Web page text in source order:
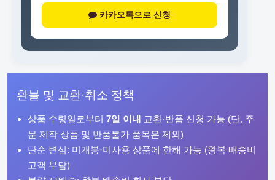
카카오톡으로 신청
환불 및 교환·취소 정책
상품 수령일로부터 7일 이내 교환·반품 신청 가능 (단, 주
문 제작 상품 및 반품불가 품목은 제외)
단순 변심: 미개봉·미사용 상품에 한해 가능 (왕복 배송비
고객 부담)